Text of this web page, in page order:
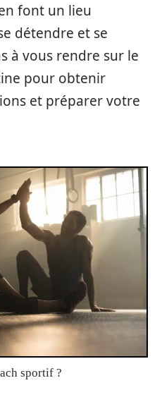
font un lieu
détendre et se
à vous rendre sur le
pour obtenir
et préparer votre
sportif ?